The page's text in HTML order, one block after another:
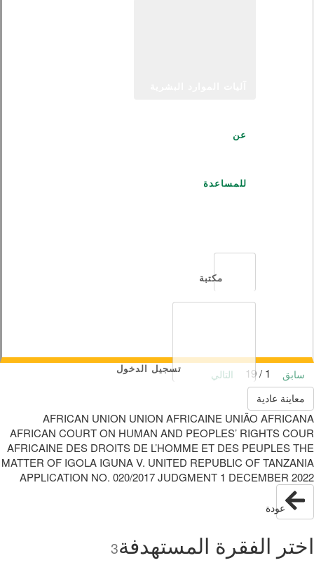
عن
للمساعدة
مكتبة
تسجيل الدخول سابق
التالي
معاينة عادية
AFRICAN UNION UNION AFRICAINE UNIÃO AFRICANA
AFRICAN COURT ON HUMAN AND PEOPLES’ RIGHTS COUR
AFRICAINE DES DROITS DE L’HOMME ET DES PEUPLES THE
MATTER OF IGOLA IGUNA V. UNITED REPUBLIC OF TANZANIA
APPLICATION NO. 020/2017 JUDGMENT 1 DECEMBER 2022
عودة
اختر الفقرة المستهدفة3